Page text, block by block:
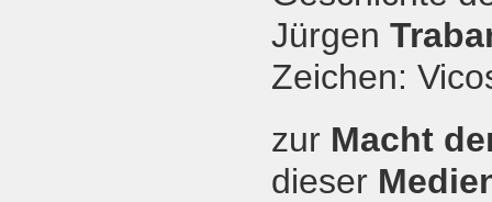
Jürgen
Zeichen:
zur Macht
dieser